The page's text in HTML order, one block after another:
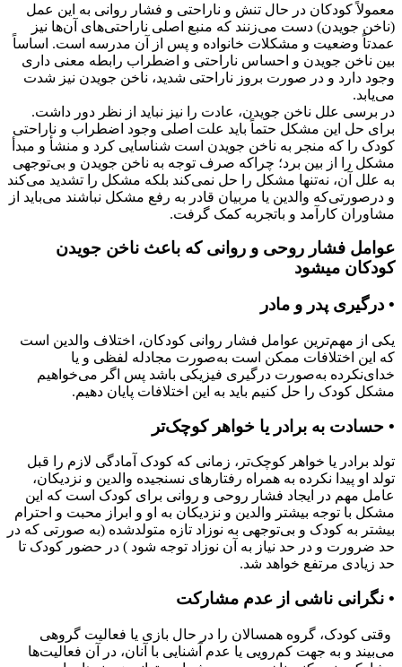
معمولاً کودکان در حال تنش و ناراحتی و فشار روانی به این عمل
(ناخن جویدن) دست می‌زنند که منبع اصلی ناراحتی‌‏های آن‌ها نیز
عمدتاً وضعیت و مشکلات خانواده و پس‌ از آن مدرسه است. اساساً
بین ناخن جویدن و احساس ناراحتی و اضطراب رابطه معنی داری
وجود دارد و در صورت بروز ناراحتی شدید، ناخن جویدن نیز شدت
می‌یابد.
در برسی علل ناخن جویدن، عادت را نیز نباید از نظر دور داشت.
برای حل این مشکل حتماً باید علت اصلی وجود اضطراب و ناراحتی
کودک را که منجر به ناخن جویدن است شناسایی کرد و منشأ و مبدأ
مشکل را از بین برد؛ چراکه صرف توجه به ناخن جویدن و بی‌توجهی
به علل آن، نه‌تنها مشکل را حل نمی‌کند بلکه مشکل را تشدید می‌کند
و درصورتی‌که والدین یا مربیان قادر به رفع مشکل نباشند می‌باید از
مشاوران کارآمد و باتجربه کمک گرفت.
عوامل فشار روحی و روانی که باعث ناخن جویدن
کودکان میشود
• درگیری پدر و مادر
یکی از مهم‌ترین عوامل فشار روانی کودکان، اختلاف والدین است
که این اختلافات ممکن است به‌صورت مجادله لفظی و یا
خدای‌نکرده به‌صورت درگیری فیزیکی باشد پس اگر می‌خواهیم
مشکل کودک را حل کنیم باید به این اختلافات پایان دهیم.
• حسادت به برادر یا خواهر کوچک‌تر
تولد برادر یا خواهر کوچک‌تر، زمانی که کودک آمادگی لازم را قبل
تولد او پیدا نکرده به همراه رفتار‏های نسنجیده والدین و نزدیکان،
عامل مهم در ایجاد فشار روحی و روانی برای کودک است که این
مشکل با توجه بیشتر والدین و نزدیکان به او و ابراز محبت و احترام
بیشتر به کودک و بی‌توجهی به نوزاد تازه متولدشده (به صورتی که در
حد ضرورت و در حد نیاز به آن نوزاد توجه شود ) در حضور کودک تا
حد زیادی مرتفع خواهد شد.
• نگرانی ناشی از عدم مشارکت
وقتی کودک، گروه همسالان را در حال بازی یا فعالیت گروهی
می‌بیند و به جهت کم‌رویی یا عدم آشنایی با آنان، در آن فعالیت‌ها